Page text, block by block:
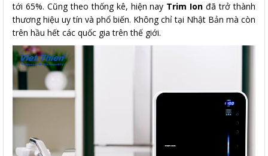
tới 65%. Cũng theo thống kê, hiện nay Trim Ion đã trở thành
thương hiệu uy tín và phổ biến. Không chỉ tại Nhật Bản mà còn
trên hầu hết các quốc gia trên thế giới.